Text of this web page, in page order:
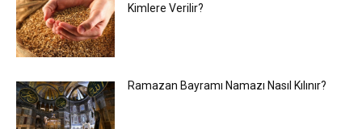
Kimlere Verilir?
Ramazan Bayramı Namazı Nasıl Kılınır?